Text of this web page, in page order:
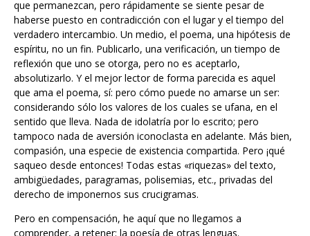
haberse puesto en contradicción con el lugar y el tiempo del
verdadero intercambio. Un medio, el poema, una hipótesis de
espíritu, no un fin. Publicarlo, una verificación, un tiempo de
reflexión que uno se otorga, pero no es aceptarlo,
absolutizarlo. Y el mejor lector de forma parecida es aquel
que ama el poema, sí: pero cómo puede no amarse un ser:
considerando sólo los valores de los cuales se ufana, en el
sentido que lleva. Nada de idolatría por lo escrito; pero
tampoco nada de aversión iconoclasta en adelante. Más bien,
compasión, una especie de existencia compartida. Pero ¡qué
saqueo desde entonces! Todas estas «riquezas» del texto,
ambigüedades, paragramas, polisemias, etc., privadas del
derecho de imponernos sus crucigramas.
Pero en compensación, he aquí que no llegamos a
comprender, a retener: la poesía de otras lenguas.